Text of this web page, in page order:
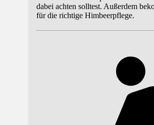
dabei achten solltest. Außerdem
für die richtige Himbeerpflege.